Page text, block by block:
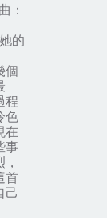
：
的
個
程
色
在
事
首
己